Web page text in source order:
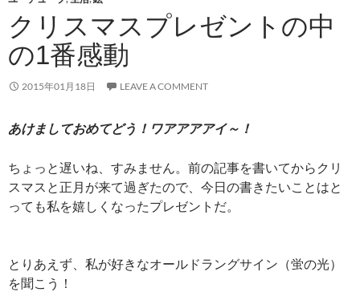
クリスマスプレゼントの中
の1番感動
2015年01月18日 LEAVE A COMMENT
あけましておめてどう！ワアアアアイ～！
ちょっと遅いね、すみません。前の記事を書いてからクリ
スマスと正月が来て過ぎたので、今日の書きたいことはと
っても私を嬉しくなったプレゼントだ。
とりあえず、私が好きなオールドラングサイン（蛍の光）
を聞こう！